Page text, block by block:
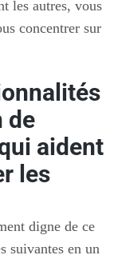
les autres, vous
concentrer sur
de
aident
les
digne de ce
suivantes en un